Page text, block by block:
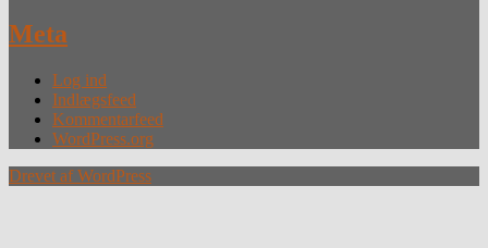
Meta
Log ind
Indlægsfeed
Kommentarfeed
WordPress.org
Drevet af WordPress